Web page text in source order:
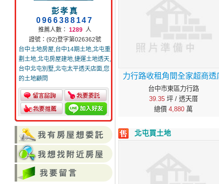
彭孝真
0966388147
推薦人數： 1289 人
證號：(92)登字第026362號
台中土地房屋,台中14期土地,北屯重
劃土地,北屯房屋建地,捷運土地透天,
台中北屯別墅,北屯太平透天店面,您
的土地顧問
力行路收租角間全家超商透
台中市東區力行路
39.35坪 / 透天厝
總價 4,880 萬
北屯買土地